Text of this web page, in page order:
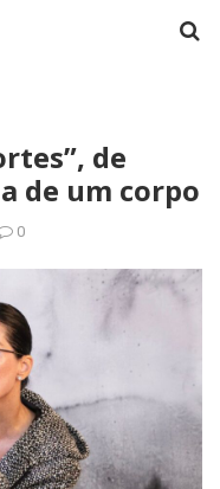
de
de um corpo
0